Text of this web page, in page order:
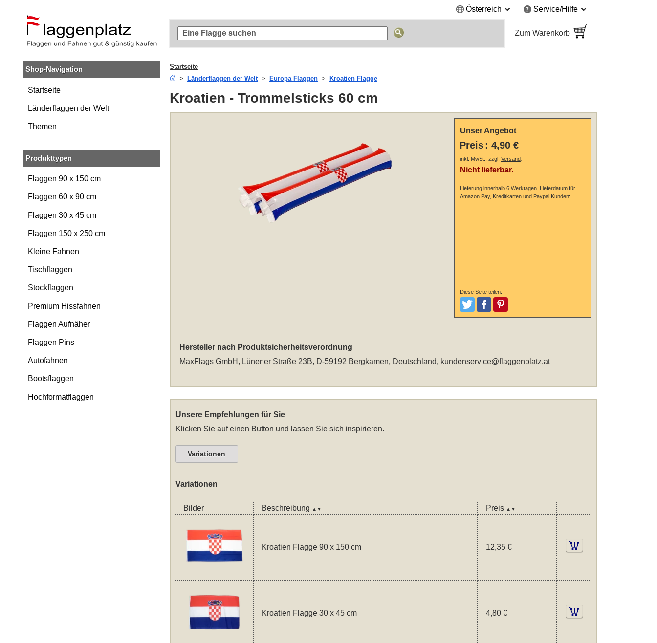
Hauptinhalt
springen
Suche
Zur
Navigation
springen
Österreich Service/Hilfe
Zum Warenkorb
Shop-Navigation
Startseite
Länderflaggen der Welt
Themen
Produkttypen
Flaggen 90 x 150 cm
Flaggen 60 x 90 cm
Flaggen 30 x 45 cm
Flaggen 150 x 250 cm
Kleine Fahnen
Tischflaggen
Stockflaggen
Premium Hissfahnen
Flaggen Aufnäher
Flaggen Pins
Autofahnen
Bootsflaggen
Hochformatflaggen
Startseite
Länderflaggen der Welt
Europa Flaggen Kroatien Flagge
Kroatien - Trommelsticks 60 cm
Unser Angebot
Preis : 4,90 €
inkl. MwSt., zzgl. Versand.
Nicht lieferbar.
Lieferung innerhalb 6 Werktagen.
Lieferdatum für
Amazon Pay, Kreditkarten und Paypal Kunden:
Diese Seite teilen:
TweetenPostenPinterest
Hersteller nach Produktsicherheitsverordnung
MaxFlags GmbH, Lünener Straße 23B, D-59192 Bergkamen, Deutschland, kundenservice@flaggenplatz.at
Unsere Empfehlungen für Sie
Klicken Sie auf einen Button und lassen Sie sich inspirieren.
Variationen
Variationen
Bilder Beschreibung ▲▼ Preis ▲▼
Kroatien Flagge 90 x 150 cm 12,35 €
Kroatien Flagge 30 x 45 cm 4,80 €